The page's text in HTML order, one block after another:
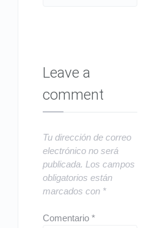
Leave a
comment
Tu dirección de correo
electrónico no será
publicada. Los campos
obligatorios están
marcados con *
Comentario*